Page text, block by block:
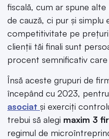
fiscală, cum ar spune
de cauză, ci pur și simplu
competitivitate pe prețuri
clienții tăi finali sunt
procent semnificativ
Însă aceste grupuri de
începând cu 2023,
asociat și exerciți
trebui să alegi maxim 3
regimul de